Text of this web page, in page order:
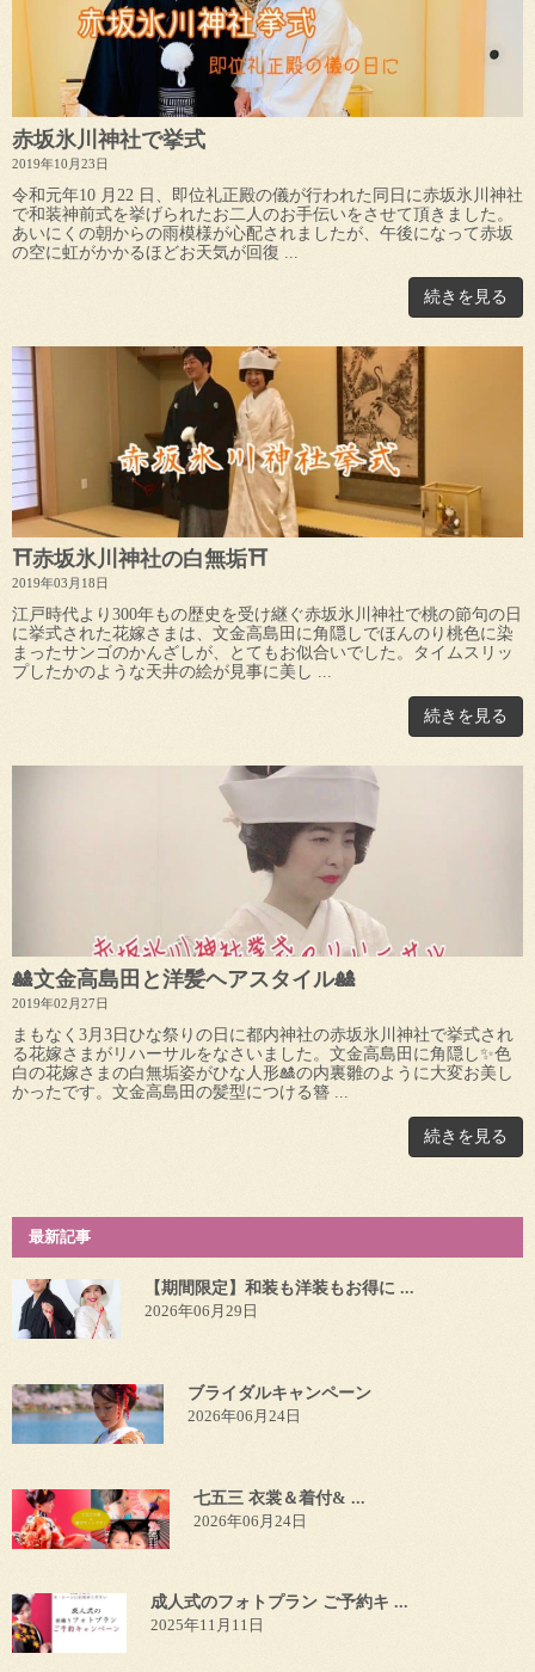
赤坂氷川神社で挙式
2019年10月23日
令和元年10 月22 日、即位礼正殿の儀が行われた同日に赤坂氷川神社
で和装神前式を挙げられたお二人のお手伝いをさせて頂きました。
あいにくの朝からの雨模様が心配されましたが、午後になって赤坂
の空に虹がかかるほどお天気が回復 ...
続きを見る
⛩赤坂氷川神社の白無垢⛩
2019年03月18日
江戸時代より300年もの歴史を受け継ぐ赤坂氷川神社で桃の節句の日
に挙式された花嫁さまは、文金高島田に角隠しでほんのり桃色に染
まったサンゴのかんざしが、とてもお似合いでした。タイムスリッ
プしたかのような天井の絵が見事に美し ...
続きを見る
🎎文金高島田と洋髪ヘアスタイル🎎
2019年02月27日
まもなく3月3日ひな祭りの日に都内神社の赤坂氷川神社で挙式され
る花嫁さまがリハーサルをなさいました。文金高島田に角隠し✨色
白の花嫁さまの白無垢姿がひな人形🎎の内裏雛のように大変お美し
かったです。文金高島田の髪型につける簪 ...
続きを見る
最新記事
【期間限定】和装も洋装もお得に ...
2026年06月29日
ブライダルキャンペーン
2026年06月24日
七五三 衣裳＆着付& ...
2026年06月24日
成人式のフォトプラン ご予約キ ...
2025年11月11日